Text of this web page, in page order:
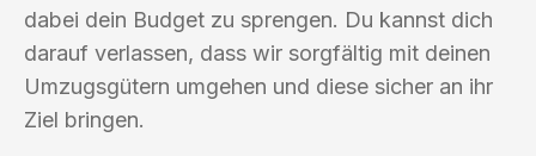
dabei dein Budget zu sprengen. Du kannst dich
darauf verlassen, dass wir sorgfältig mit deinen
Umzugsgütern umgehen und diese sicher an ihr
Ziel bringen.